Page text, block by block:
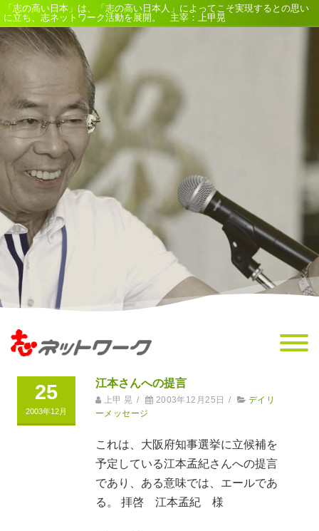
「志の高い日本」は、「志の高い日本人」によってこそ実現するとの思い
に立ち、志ネットワーク活動を展開。 主宰：上甲晃
25
2003年12月
江本さんへの提言
上甲 晃 / 2003年12月25日 /
デイリ
ーメッセージ
これは、大阪府知事選挙に立候補を
予定している江本孟紀さんへの提言
であり、ある意味では、エールであ
る。 拝啓 江本孟紀 様